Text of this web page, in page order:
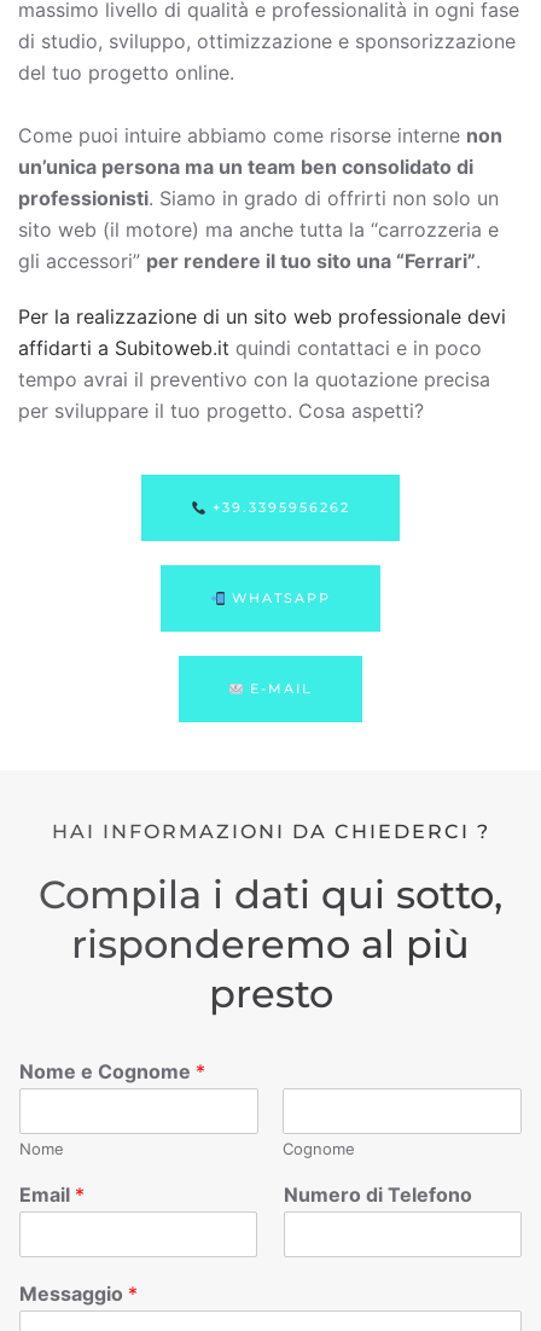
massimo livello di qualità e professionalità in ogni fase
di studio, sviluppo, ottimizzazione e sponsorizzazione
del tuo progetto online.
Come puoi intuire abbiamo come risorse interne non
un’unica persona ma un team ben consolidato di
professionisti. Siamo in grado di offrirti non solo un
sito web (il motore) ma anche tutta la “carrozzeria e
gli accessori” per rendere il tuo sito una “Ferrari”.
Per la realizzazione di un sito web professionale devi
affidarti a Subitoweb.it quindi contattaci e in poco
tempo avrai il preventivo con la quotazione precisa
per sviluppare il tuo progetto. Cosa aspetti?
+39.3395956262
WHATSAPP
E-MAIL
HAI INFORMAZIONI DA CHIEDERCI ?
Compila i dati qui sotto,
risponderemo al più
presto
Nome e Cognome *
Nome Cognome
Email * Numero di Telefono
Messaggio *